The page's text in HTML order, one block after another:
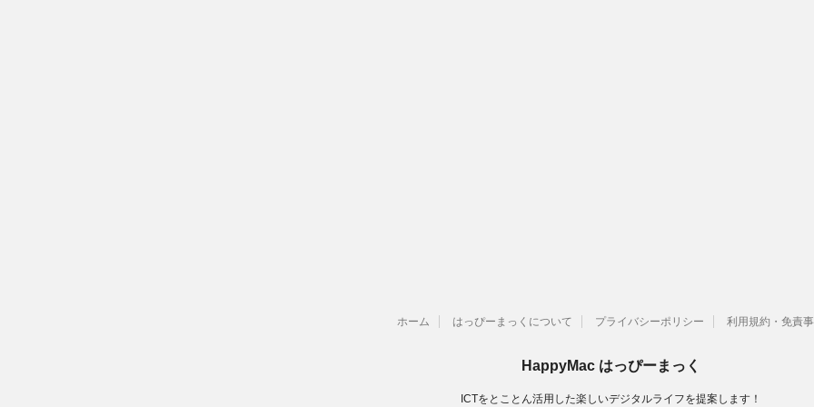
ホーム はっぴーまっくについて プライバシーポリシー 利用規約・免責
HappyMac はっぴーまっく
ICTをとことん活用した楽しいデジタルライフを提案します！